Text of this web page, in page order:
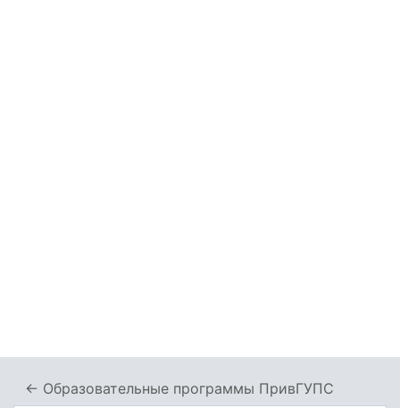
← Образовательные программы ПривГУПС